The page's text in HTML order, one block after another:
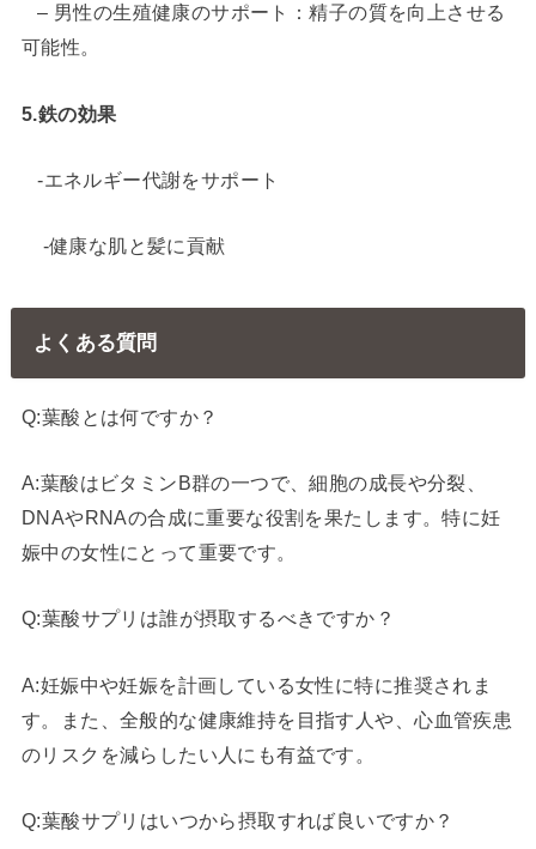
– 男性の生殖健康のサポート：精子の質を向上させる
可能性。
5.鉄の効果
-エネルギー代謝をサポート
-健康な肌と髪に貢献
よくある質問
Q:葉酸とは何ですか？
A:葉酸はビタミンB群の一つで、細胞の成長や分裂、
DNAやRNAの合成に重要な役割を果たします。特に妊
娠中の女性にとって重要です。
Q:葉酸サプリは誰が摂取するべきですか？
A:妊娠中や妊娠を計画している女性に特に推奨されま
す。また、全般的な健康維持を目指す人や、心血管疾患
のリスクを減らしたい人にも有益です。
Q:葉酸サプリはいつから摂取すれば良いですか？